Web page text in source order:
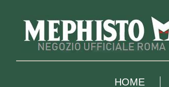
HOME